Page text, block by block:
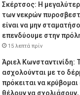
Σκέρτσος: Η
των νεκρών
είναι να μην
επενδύουμε στην
15 λεπτά πρίν
Άριελ Κωνσταντινίδη:
ασχολούνται με το
πρόκειται να
θέλουν να σχολιάσουν,